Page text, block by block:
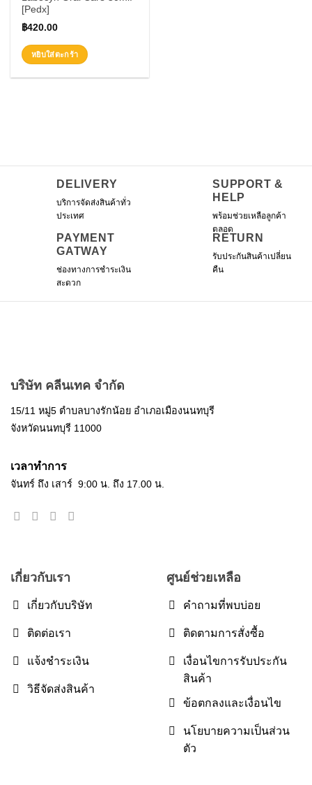
[Pedx]
฿420.00
หยิบใส่ตะกร้า
DELIVERY
บริการจัดส่งสินค้าทั่ว
ประเทศ
SUPPORT &
HELP
พร้อมช่วยเหลือลูกค้า
ตลอด
PAYMENT
GATWAY
ช่องทางการชำระเงิน
สะดวก
RETURN
รับประกันสินค้าเปลี่ยน
คืน
บริษัท คลีนเทค จำกัด
15/11 หมู่5 ตำบลบางรักน้อย อำเภอเมืองนนทบุรี
จังหวัดนนทบุรี 11000
เวลาทำการ
จันทร์ ถึง เสาร์ 9:00 น. ถึง 17.00 น.
เกี่ยวกับเรา
เกี่ยวกับบริษัท
ติดต่อเรา
แจ้งชำระเงิน
วิธีจัดส่งสินค้า
ศูนย์ช่วยเหลือ
คำถามที่พบบ่อย
ติดตามการสั่งซื้อ
เงื่อนไขการรับประกัน
สินค้า
ข้อตกลงและเงื่อนไข
นโยบายความเป็นส่วน
ตัว